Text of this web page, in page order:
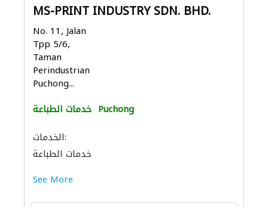
MS-PRINT INDUSTRY SDN. BHD.
No. 11, Jalan
Tpp 5/6,
Taman
Perindustrian
Puchong...
خدمات الطباعة Puchong
الخدمات:
خدمات الطباعة
See More